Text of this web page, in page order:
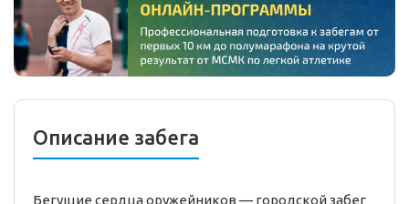
Описание забега
Бегущие сердца оружейников — городскойзабег